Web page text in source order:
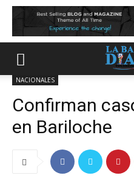
NACIONALES
Confirman
en Bariloche